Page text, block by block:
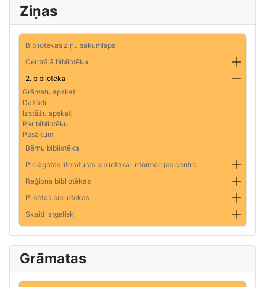
Ziņas
Bibliotēkas ziņu sākumlapa
Centrālā bibliotēka
2. bibliotēka
Grāmatu apskati
Dažādi
Izstāžu apskati
Par bibliotēku
Pasākumi
Bērnu bibliotēka
Pielāgotās literatūras bibliotēka-informācijas centrs
Reģiona bibliotēkas
Pilsētas bibliotēkas
Skaiti latgaliski
Grāmatas